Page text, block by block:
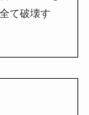
て破壊す